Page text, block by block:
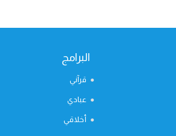
البرامج
قرآني
عبادي
أخلاقي